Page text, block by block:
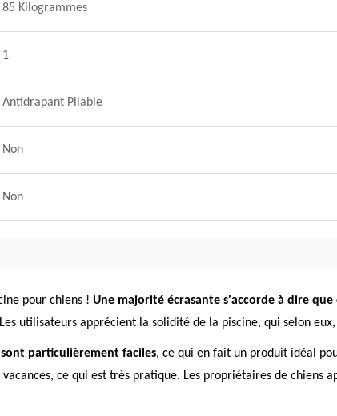
85 Kilogrammes
1
Antidrapant Pliable
Non
Non
pour chiens ! Une majorité écrasante s'accorde à dire
utilisateurs apprécient la solidité de la piscine, qui selon
particulièrement faciles, ce qui en fait un produit idéal
ce qui est très pratique. Les propriétaires de chiens